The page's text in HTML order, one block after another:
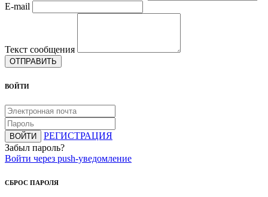
E-mail
Текст сообщения
ОТПРАВИТЬ
ВОЙТИ
ВОЙТИ
РЕГИСТРАЦИЯ
Забыл пароль?
Войти через push-уведомление
СБРОС ПАРОЛЯ